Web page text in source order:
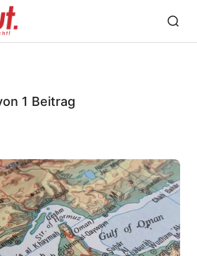
1 Beitrag